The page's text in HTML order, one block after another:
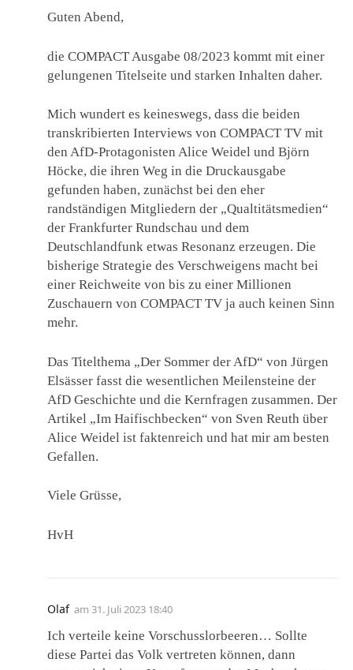
Guten Abend,
die COMPACT Ausgabe 08/2023 kommt mit einer
gelungenen Titelseite und starken Inhalten daher.
Mich wundert es keineswegs, dass die beiden
transkribierten Interviews von COMPACT TV mit
den AfD-Protagonisten Alice Weidel und Björn
Höcke, die ihren Weg in die Druckausgabe
gefunden haben, zunächst bei den eher
randständigen Mitgliedern der „Qualtitätsmedien“
der Frankfurter Rundschau und dem
Deutschlandfunk etwas Resonanz erzeugen. Die
bisherige Strategie des Verschweigens macht bei
einer Reichweite von bis zu einer Millionen
Zuschauern von COMPACT TV ja auch keinen Sinn
mehr.
Das Titelthema „Der Sommer der AfD“ von Jürgen
Elsässer fasst die wesentlichen Meilensteine der
AfD Geschichte und die Kernfragen zusammen. Der
Artikel „Im Haifischbecken“ von Sven Reuth über
Alice Weidel ist faktenreich und hat mir am besten
Gefallen.
Viele Grüsse,
HvH
Olaf am 31. Juli 2023 18:40
Ich verteile keine Vorschusslorbeeren… Sollte
diese Partei das Volk vertreten können, dann